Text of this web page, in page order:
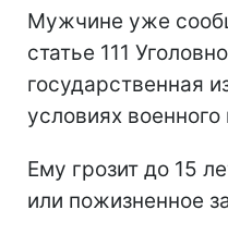
Мужчине уже
статье 111
государственная
условиях
Ему грозит до 15
или пожизненное